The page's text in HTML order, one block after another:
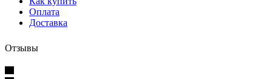
Оплата
Доставка
Отзывы